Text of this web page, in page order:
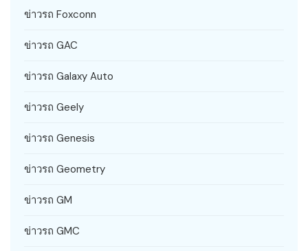
ข่าวรถ Foxconn
ข่าวรถ GAC
ข่าวรถ Galaxy Auto
ข่าวรถ Geely
ข่าวรถ Genesis
ข่าวรถ Geometry
ข่าวรถ GM
ข่าวรถ GMC